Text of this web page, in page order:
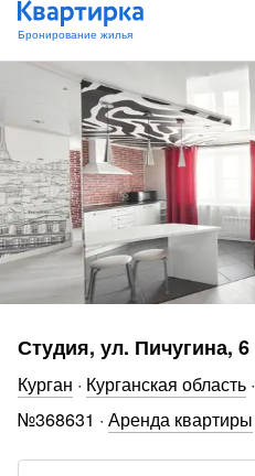
Студия, ул. Пичугина, 6
Курган · Курганская область ·
№368631 · Аренда квартиры